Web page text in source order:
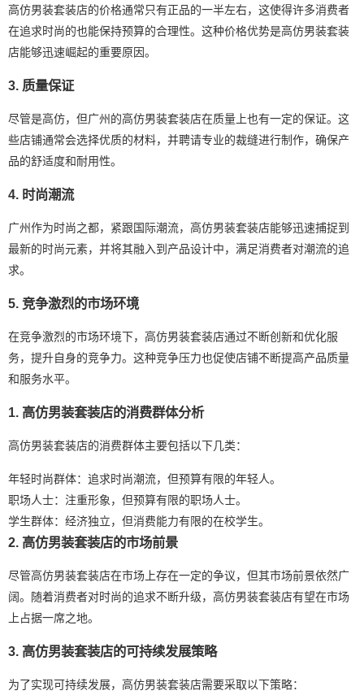
高仿男装套装店的价格通常只有正品的一半左右，这使得许多消费者
在追求时尚的也能保持预算的合理性。这种价格优势是高仿男装套装
店能够迅速崛起的重要原因。
3. 质量保证
尽管是高仿，但广州的高仿男装套装店在质量上也有一定的保证。这
些店铺通常会选择优质的材料，并聘请专业的裁缝进行制作，确保产
品的舒适度和耐用性。
4. 时尚潮流
广州作为时尚之都，紧跟国际潮流，高仿男装套装店能够迅速捕捉到
最新的时尚元素，并将其融入到产品设计中，满足消费者对潮流的追
求。
5. 竞争激烈的市场环境
在竞争激烈的市场环境下，高仿男装套装店通过不断创新和优化服
务，提升自身的竞争力。这种竞争压力也促使店铺不断提高产品质量
和服务水平。
1. 高仿男装套装店的消费群体分析
高仿男装套装店的消费群体主要包括以下几类：
年轻时尚群体：追求时尚潮流，但预算有限的年轻人。
职场人士：注重形象，但预算有限的职场人士。
学生群体：经济独立，但消费能力有限的在校学生。
2. 高仿男装套装店的市场前景
尽管高仿男装套装店在市场上存在一定的争议，但其市场前景依然广
阔。随着消费者对时尚的追求不断升级，高仿男装套装店有望在市场
上占据一席之地。
3. 高仿男装套装店的可持续发展策略
为了实现可持续发展，高仿男装套装店需要采取以下策略：